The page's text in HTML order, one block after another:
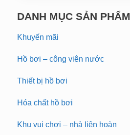
DANH MỤC SẢN PHẨM
Khuyến mãi
Hồ bơi – công viên nước
Thiết bị hồ bơi
Hóa chất hồ bơi
Khu vui chơi – nhà liên hoàn